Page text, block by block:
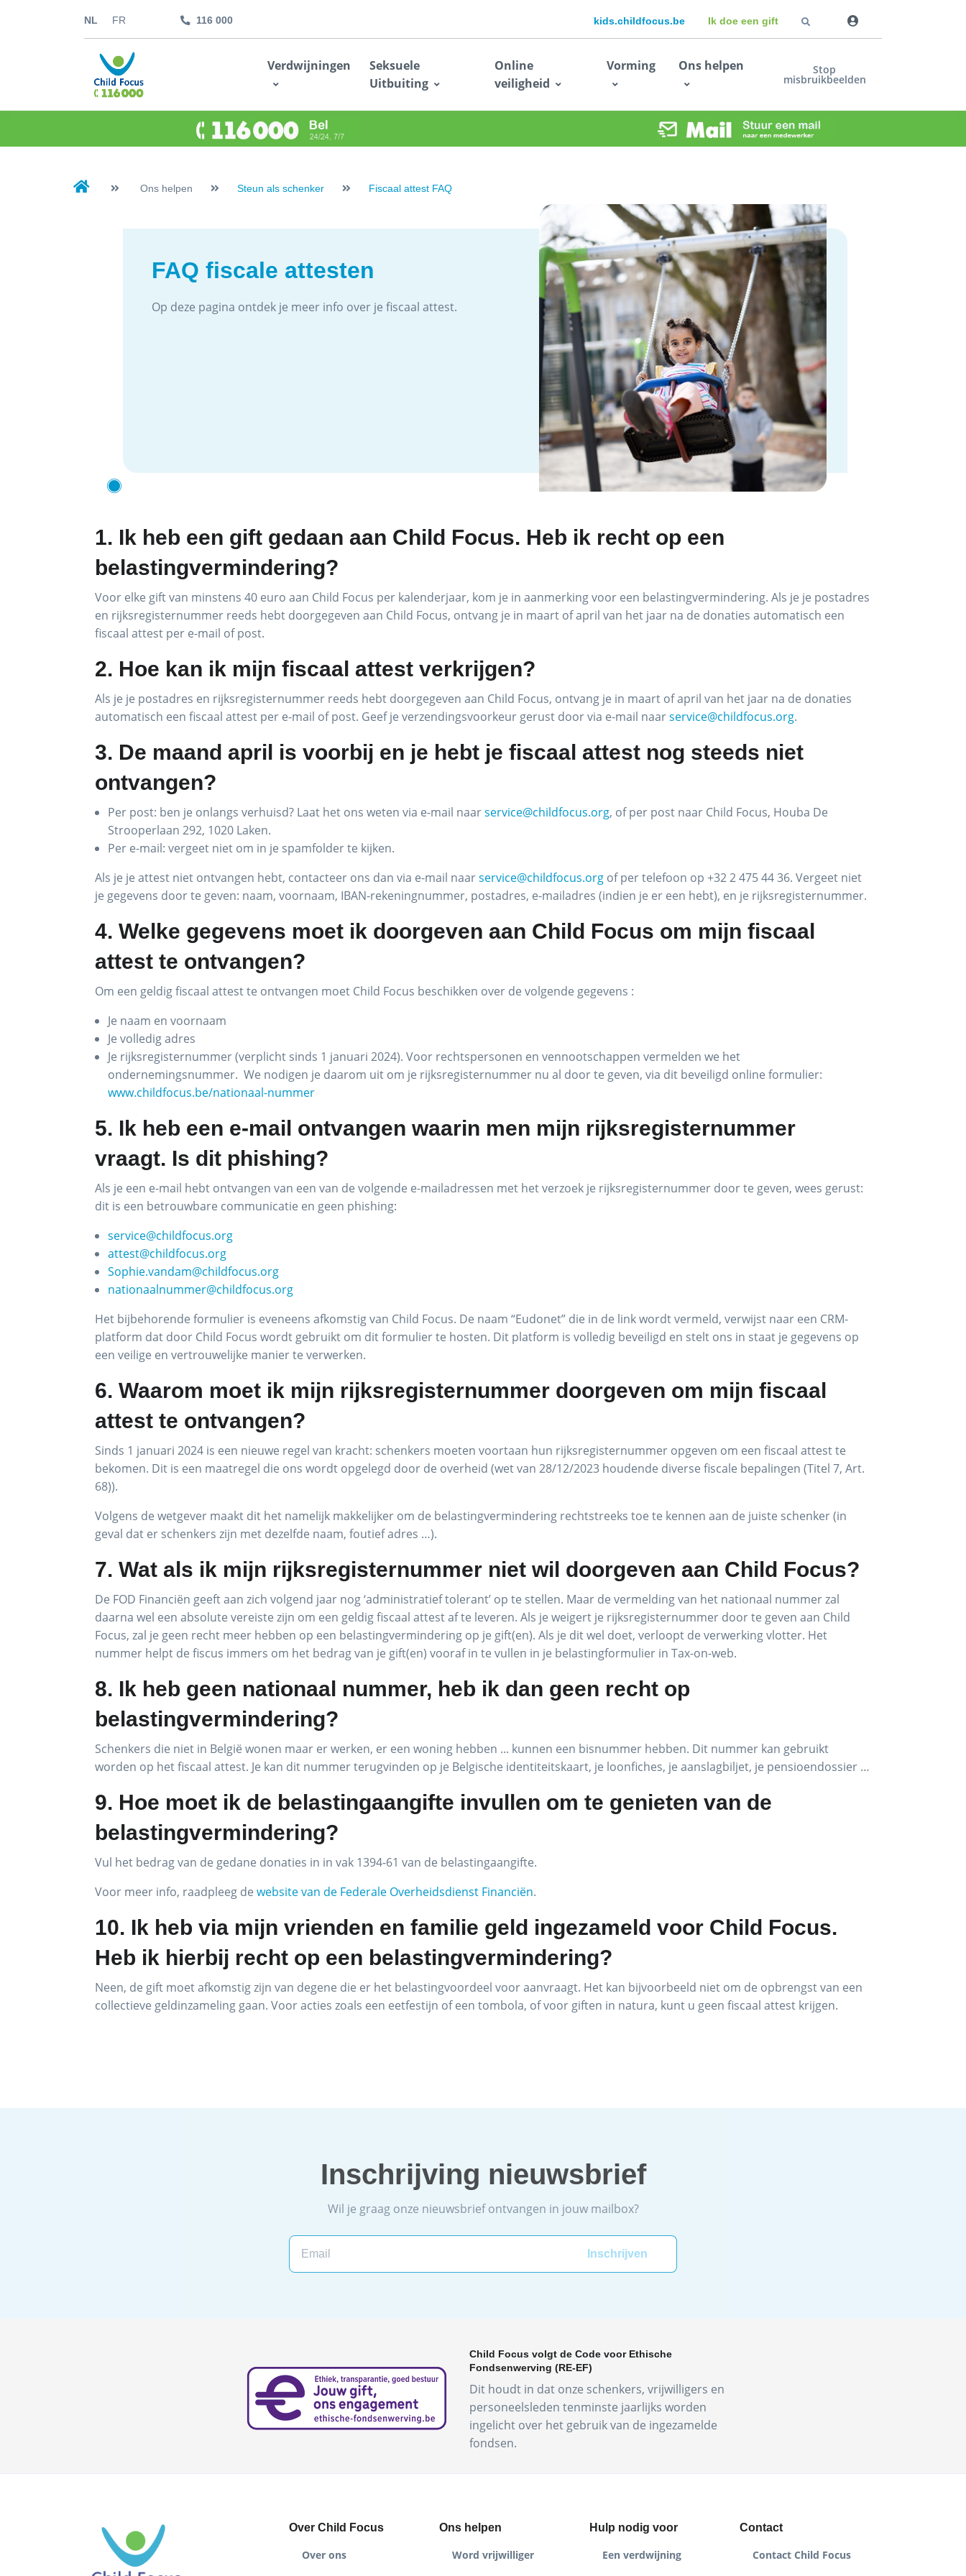
NL FR 116 000 kids.childfocus.be Ik doe een gift
Verdwijningen
Seksuele
Uitbuiting
Online
veiligheid
Vorming Ons helpen Stop
misbruikbeelden
Ons helpen Steun als schenker Fiscaal attest FAQ
FAQ fiscale attesten
Op deze pagina ontdek je meer info over je fiscaal attest.
1. Ik heb een gift gedaan aan Child Focus. Heb ik recht op een
belastingvermindering?
Voor elke gift van minstens 40 euro aan Child Focus per kalenderjaar, kom je in aanmerking voor een belastingvermindering. Als je je postadres
en rijksregisternummer reeds hebt doorgegeven aan Child Focus, ontvang je in maart of april van het jaar na de donaties automatisch een
fiscaal attest per e-mail of post.
2. Hoe kan ik mijn fiscaal attest verkrijgen?
Als je je postadres en rijksregisternummer reeds hebt doorgegeven aan Child Focus, ontvang je in maart of april van het jaar na de donaties
automatisch een fiscaal attest per e-mail of post. Geef je verzendingsvoorkeur gerust door via e-mail naarservice@childfocus.org.
3. De maand april is voorbij en je hebt je fiscaal attest nog steeds niet
ontvangen?
Per post: ben je onlangs verhuisd? Laat het ons weten via e-mail naarservice@childfocus.org, of per post naar Child Focus, Houba De
Strooperlaan 292, 1020 Laken.
Per e-mail: vergeet niet om in je spamfolder te kijken.
Als je je attest niet ontvangen hebt, contacteer ons dan via e-mail naarservice@childfocus.org of per telefoon op +32 2 475 44 36. Vergeet niet
je gegevens door te geven: naam, voornaam, IBAN-rekeningnummer, postadres, e-mailadres (indien je er een hebt), en je rijksregisternummer.
4. Welke gegevens moet ik doorgeven aan Child Focus om mijn fiscaal
attest te ontvangen?
Om een geldig fiscaal attest te ontvangen moet Child Focus beschikken over de volgende gegevens :
Je naam en voornaam
Je volledig adres
Je rijksregisternummer (verplicht sinds 1 januari 2024). Voor rechtspersonen en vennootschappen vermelden we het
ondernemingsnummer. We nodigen je daarom uit om je rijksregisternummer nu al door te geven, via dit beveiligd online formulier:
www.childfocus.be/nationaal-nummer
5. Ik heb een e-mail ontvangen waarin men mijn rijksregisternummer
vraagt. Is dit phishing?
Als je een e-mail hebt ontvangen van een van de volgende e-mailadressen met het verzoek je rijksregisternummer door te geven, wees gerust:
dit is een betrouwbare communicatie en geen phishing:
service@childfocus.org
attest@childfocus.org
Sophie.vandam@childfocus.org
nationaalnummer@childfocus.org
Het bijbehorende formulier is eveneens afkomstig van Child Focus. De naam “Eudonet” die in de link wordt vermeld, verwijst naar een CRM-
platform dat door Child Focus wordt gebruikt om dit formulier te hosten. Dit platform is volledig beveiligd en stelt ons in staat je gegevens op
een veilige en vertrouwelijke manier te verwerken.
6. Waarom moet ik mijn rijksregisternummer doorgeven om mijn fiscaal
attest te ontvangen?
Sinds 1 januari 2024 is een nieuwe regel van kracht: schenkers moeten voortaan hun rijksregisternummer opgeven om een fiscaal attest te
bekomen. Dit is een maatregel die ons wordt opgelegd door de overheid (wet van 28/12/2023 houdende diverse fiscale bepalingen (Titel 7, Art.
68)).
Volgens de wetgever maakt dit het namelijk makkelijker om de belastingvermindering rechtstreeks toe te kennen aan de juiste schenker (in
geval dat er schenkers zijn met dezelfde naam, foutief adres …).
7. Wat als ik mijn rijksregisternummer niet wil doorgeven aan Child Focus?
De FOD Financiën geeft aan zich volgend jaar nog ‘administratief tolerant’ op te stellen. Maar de vermelding van het nationaal nummer zal
daarna wel een absolute vereiste zijn om een geldig fiscaal attest af te leveren. Als je weigert je rijksregisternummer door te geven aan Child
Focus, zal je geen recht meer hebben op een belastingvermindering op je gift(en). Als je dit wel doet, verloopt de verwerking vlotter. Het
nummer helpt de fiscus immers om het bedrag van je gift(en) vooraf in te vullen in je belastingformulier in Tax-on-web.
8. Ik heb geen nationaal nummer, heb ik dan geen recht op
belastingvermindering?
Schenkers die niet in België wonen maar er werken, er een woning hebben ... kunnen een bisnummer hebben. Dit nummer kan gebruikt
worden op het fiscaal attest. Je kan dit nummer terugvinden op je Belgische identiteitskaart, je loonfiches, je aanslagbiljet, je pensioendossier …
9. Hoe moet ik de belastingaangifte invullen om te genieten van de
belastingvermindering?
Vul het bedrag van de gedane donaties in in vak 1394-61 van de belastingaangifte.
Voor meer info, raadpleeg de website van de Federale Overheidsdienst Financiën.
10. Ik heb via mijn vrienden en familie geld ingezameld voor Child Focus.
Heb ik hierbij recht op een belastingvermindering?
Neen, de gift moet afkomstig zijn van degene die er het belastingvoordeel voor aanvraagt. Het kan bijvoorbeeld niet om de opbrengst van een
collectieve geldinzameling gaan. Voor acties zoals een eetfestijn of een tombola, of voor giften in natura, kunt u geen fiscaal attest krijgen.
Inschrijving nieuwsbrief
Wil je graag onze nieuwsbrief ontvangen in jouw mailbox?
Email
Child Focus volgt de Code voor Ethische
Fondsenwerving (RE-EF)
Dit houdt in dat onze schenkers, vrijwilligers en
personeelsleden tenminste jaarlijks worden
ingelicht over het gebruik van de ingezamelde
fondsen.
Over Child Focus
Over ons
Ons helpen
Word vrijwilliger
Hulp nodig voor
Een verdwijning
Contact
Contact Child Focus